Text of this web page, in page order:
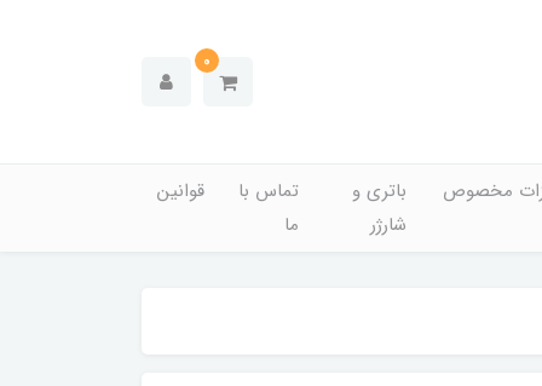
0
مخصوص
باتری و
شارژر
تماس با
ما
قوانین